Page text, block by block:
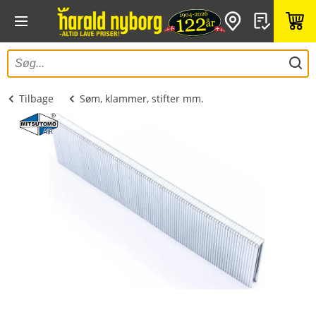
Tilbage Søm, klammer, stifter mm.